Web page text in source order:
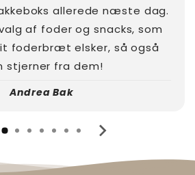
allerede næste dag.
af foder og snacks, som
foderbræt elsker, så også
stjerner fra dem!
Andrea Bak